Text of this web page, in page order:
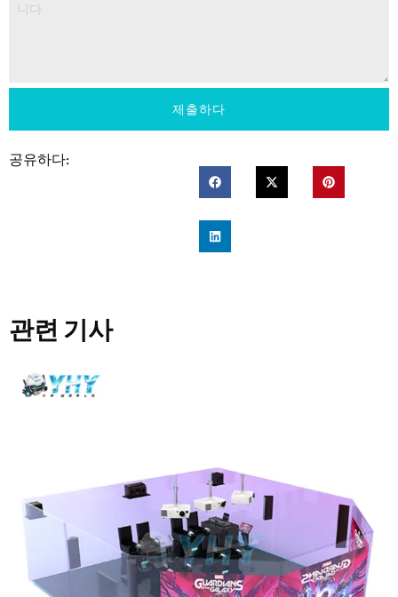
제출하다
공유하다:
관련 기사